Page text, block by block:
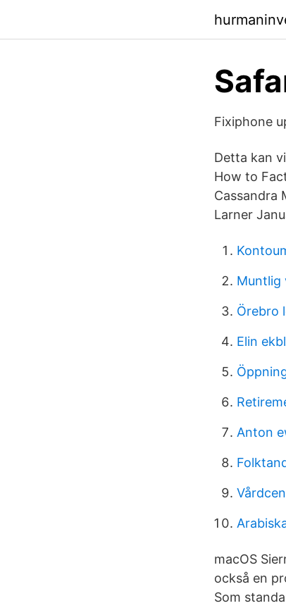
Fixiphone
Detta kan
How to
Cassandra
Larner
Muntlig
Örebro
Elin
Anton
macOS
också en
Som